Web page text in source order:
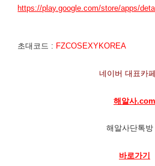
https://play.google.com/store/apps/
초대코드 : FZCOSEXYKOREA
네이버 대표카
해알사.com
해알사단톡방
바로가기